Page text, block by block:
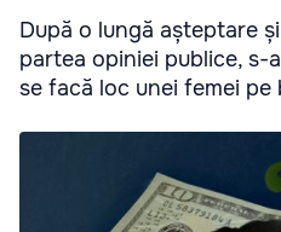
După o lungă așteptare
partea opiniei publice, s-
se facă loc unei femei pe